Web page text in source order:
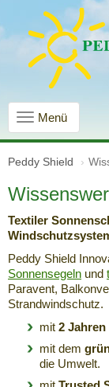
Navigation
einblenden
Menü
Peddy Shield
Textiler
Peddy Shield
Sonnensegeln und
Paravent,
Strandwindschutz.
mit 2
mit dem
die Umwelt.